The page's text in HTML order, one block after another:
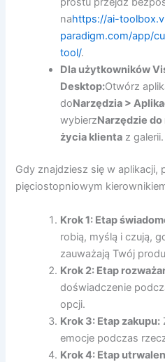
nahttps://ai-
paradigm.com/app/
tool/.
Dla użytkowników
Desktop:Otwórz
doNarzędzia >
wybierzNarzędzie
życia klienta z galerii.
Gdy znajdziesz się w aplikacji,
pięciostopniowym
Krok 1: Etap
robią, myślą i czują,
zauważają Twój
Krok 2: Etap
doświadczenie
opcji.
Krok 3: Etap zakupu:
emocje podczas
Krok 4: Etap